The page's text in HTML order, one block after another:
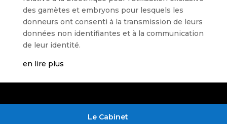
des gamètes et embryons pour lesquels les
donneurs ont consenti à la transmission de leurs
données non identifiantes et à la communication
de leur identité.
en lire plus
Le Cabinet